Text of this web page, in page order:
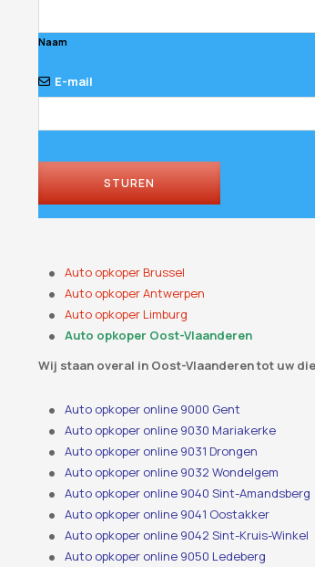
Naam
E-mail
STUREN
Auto opkoper Brussel
Auto opkoper Antwerpen
Auto opkoper Limburg
Auto opkoper Oost-Vlaanderen
Wij staan ​​overal in Oost-Vlaanderen tot uw
Auto opkoper online 9000 Gent
Auto opkoper online 9030 Mariakerke
Auto opkoper online 9031 Drongen
Auto opkoper online 9032 Wondelgem
Auto opkoper online 9040 Sint-Amandsberg
Auto opkoper online 9041 Oostakker
Auto opkoper online 9042 Sint-Kruis-Winkel
Auto opkoper online 9050 Ledeberg